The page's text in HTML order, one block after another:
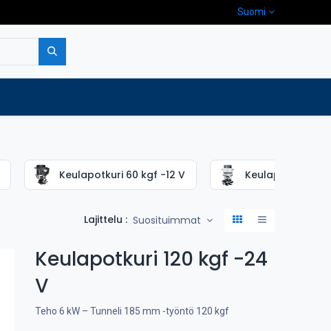
Suomi
Keulapotkuri 60 kgf -12 V Keulapotkuri 85
Lajittelu : Suosituimmat
Keulapotkuri 120 kgf -24
V
Teho 6 kW – Tunneli 185 mm -työntö 120 kgf